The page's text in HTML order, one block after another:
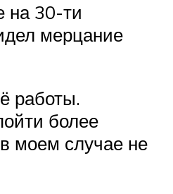
на 30-ти
мерцание
работы.
более
моем случае не